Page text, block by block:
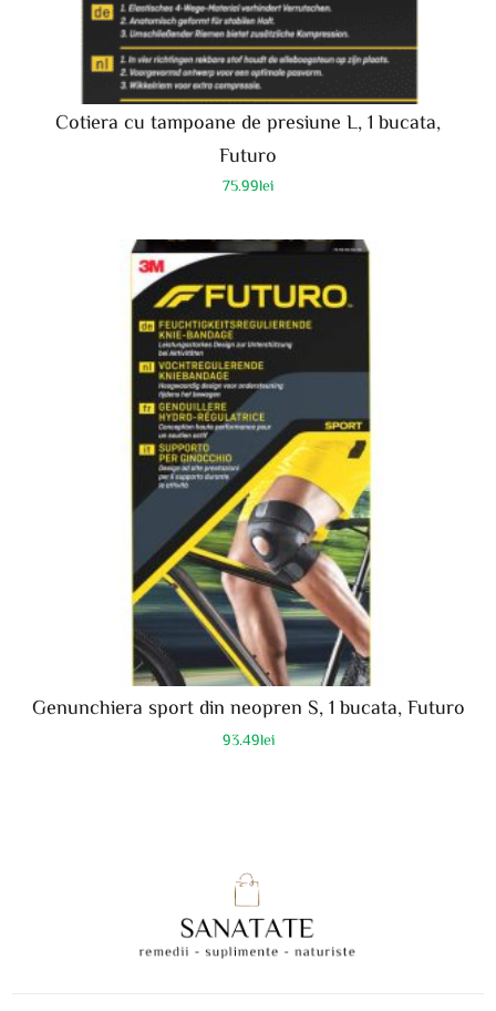
Cotiera cu tampoane de presiune L, 1 bucata,
Futuro
75.99lei
Genunchiera sport din neopren S, 1 bucata, Futuro
93.49lei